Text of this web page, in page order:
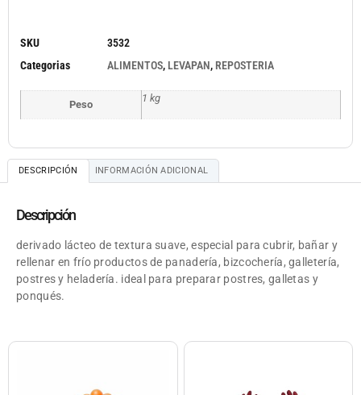
SKU
3532
Categorias
ALIMENTOS, LEVAPAN, REPOSTERIA
Peso
1 kg
DESCRIPCIÓN INFORMACIÓN ADICIONAL
Descripción
derivado lácteo de textura suave, especial para cubrir, bañar y
rellenar en frío productos de panadería, bizcochería, galletería,
postres y heladería. ideal para preparar postres, galletas y
ponqués.